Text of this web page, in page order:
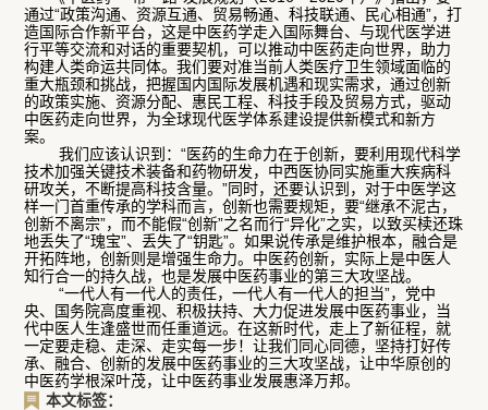
通过“政策沟通、资源互通、贸易畅通、科技联通、民心相通”，打
造国际合作新平台，这是中医药学走入国际舞台、与现代医学进
行平等交流和对话的重要契机，可以推动中医药走向世界，助力
构建人类命运共同体。我们要对准当前人类医疗卫生领域面临的
重大瓶颈和挑战，把握国内国际发展机遇和现实需求，通过创新
的政策实施、资源分配、惠民工程、科技手段及贸易方式，驱动
中医药走向世界，为全球现代医学体系建设提供新模式和新方
案。
我们应该认识到：“医药的生命力在于创新，要利用现代科学
技术加强关键技术装备和药物研发，中西医协同实施重大疾病科
研攻关，不断提高科技含量。”同时，还要认识到，对于中医学这
样一门首重传承的学科而言，创新也需要规矩，要“继承不泥古，
创新不离宗”，而不能假“创新”之名而行“异化”之实，以致买椟还珠
地丢失了“瑰宝”、丢失了“钥匙”。如果说传承是维护根本，融合是
开拓阵地，创新则是增强生命力。中医药创新，实际上是中医人
知行合一的持久战，也是发展中医药事业的第三大攻坚战。
“一代人有一代人的责任，一代人有一代人的担当”，党中
央、国务院高度重视、积极扶持、大力促进发展中医药事业，当
代中医人生逢盛世而任重道远。在这新时代，走上了新征程，就
一定要走稳、走深、走实每一步！让我们同心同德，坚持打好传
承、融合、创新的发展中医药事业的三大攻坚战，让中华原创的
中医药学根深叶茂，让中医药事业发展惠泽万邦。
本文标签：